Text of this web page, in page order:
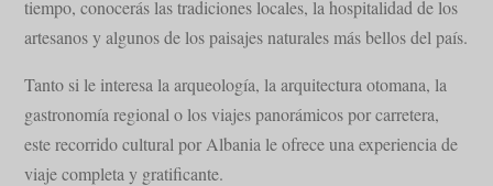
tiempo, conocerás las tradiciones locales, la hospitalidad de los
artesanos y algunos de los paisajes naturales más bellos del país.
Tanto si le interesa la arqueología, la arquitectura otomana, la
gastronomía regional o los viajes panorámicos por carretera,
este recorrido cultural por Albania le ofrece una experiencia de
viaje completa y gratificante.